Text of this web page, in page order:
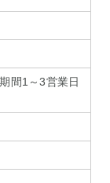
間1～3営業日